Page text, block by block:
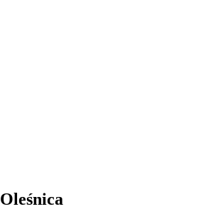
Oleśnica